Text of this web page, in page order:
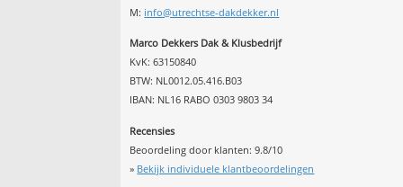
M: info@utrechtse-dakdekker.nl
Marco Dekkers Dak & Klusbedrijf
KvK: 63150840
BTW: NL0012.05.416.B03
IBAN: NL16 RABO 0303 9803 34
Recensies
Beoordeling door klanten:9.8/10
» Bekijk individuele klantbeoordelingen